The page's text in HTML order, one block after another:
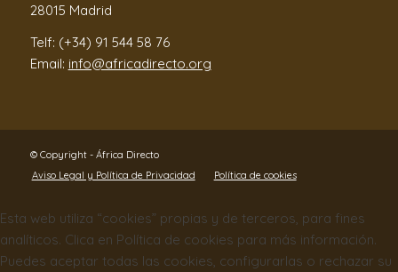
28015 Madrid
Telf: (+34) 91 544 58 76
Email: info@africadirecto.org
© Copyright - África Directo
Aviso Legal y Política de Privacidad
Política de cookies
Esta web utiliza “cookies” propias y de terceros, para fines
analíticos. Clica en Política de cookies para más información.
Puedes aceptar todas las cookies, configurarlas o rechazar su